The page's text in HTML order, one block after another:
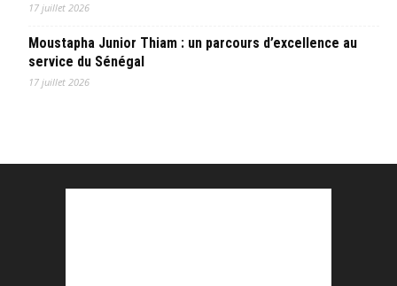
17 juillet 2026
Moustapha Junior Thiam : un parcours d’excellence au
service du Sénégal
17 juillet 2026